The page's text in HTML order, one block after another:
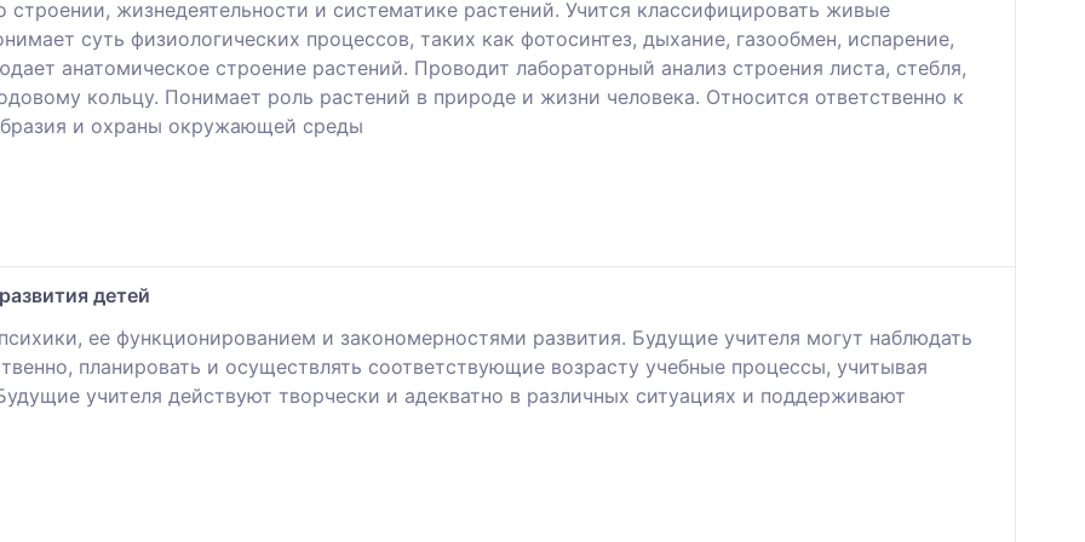
жизнедеятельности и систематике растений. Учится классифицировать живые
суть физиологических процессов, таких как фотосинтез, дыхание, газообмен, испарение,
анатомическое строение растений. Проводит лабораторный анализ строения листа, стебля,
кольцу. Понимает роль растений в природе и жизни человека. Относится ответственно к
и охраны окружающей среды
детей
ее функционированием и закономерностями развития. Будущие учителя могут наблюдать
планировать и осуществлять соответствующие возрасту учебные процессы, учитывая
учителя действуют творчески и адекватно в различных ситуациях и поддерживают